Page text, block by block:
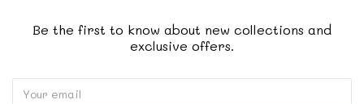
Be the first to know about new collections and
exclusive offers.